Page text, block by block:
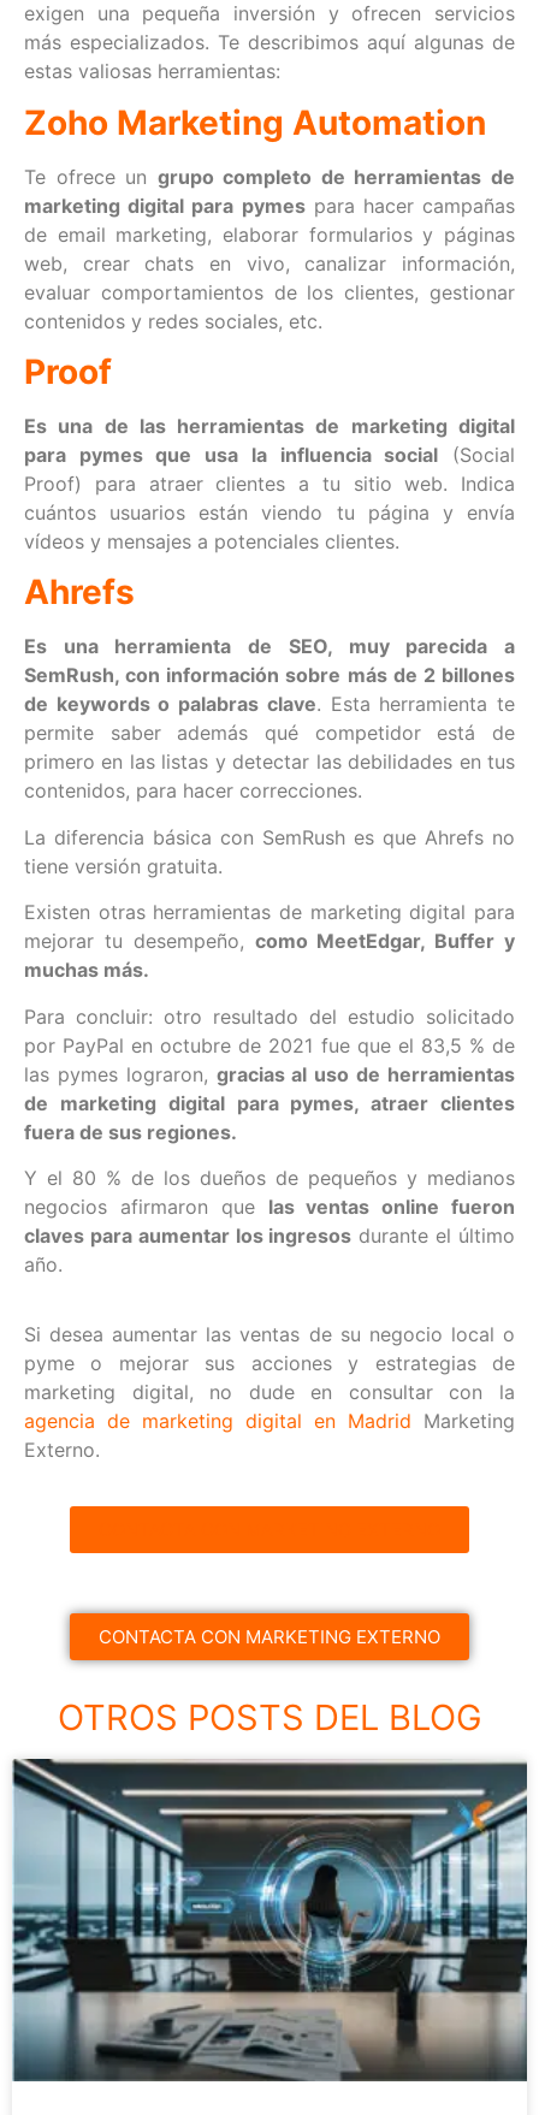
exigen una pequeña inversión y ofrecen servicios
más especializados. Te describimos aquí algunas de
estas valiosas herramientas:
Zoho Marketing Automation
Te ofrece un grupo completo de herramientas de
marketing digital para pymespara hacer campañas
de email marketing, elaborar formularios y páginas
web, crear chats en vivo, canalizar información,
evaluar comportamientos de los clientes, gestionar
contenidos y redes sociales, etc.
Proof
Es una de las herramientas de marketing digital
para pymes que usa la influencia social (Social
Proof) para atraer clientes a tu sitio web. Indica
cuántos usuarios están viendo tu página y envía
vídeos y mensajes a potenciales clientes.
Ahrefs
Es una herramienta de SEO, muy parecida a
SemRush, con información sobre más de 2 billones
de keywordso palabras clave. Esta herramienta te
permite saber además qué competidor está de
primero en las listas y detectar las debilidades en tus
contenidos, para hacer correcciones.
La diferencia básica con SemRush es que Ahrefs no
tiene versión gratuita.
Existen otras herramientas de marketing digital para
mejorar tu desempeño, como MeetEdgar, Buffer y
muchas más.
Para concluir: otro resultado del estudio solicitado
por PayPal en octubre de 2021 fue que el 83,5 % de
las pymes lograron, gracias al uso de herramientas
de marketing digital para pymes, atraer clientes
fuera de sus regiones.
Y el 80 % de los dueños de pequeños y medianos
negocios afirmaron que las ventas online fueron
claves para aumentar los ingresos durante el último
año.
Si desea aumentar las ventas de su negocio local o
pyme o mejorar sus acciones y estrategias de
marketing digital, no dude en consultar con la
agencia de marketing digital en Madrid Marketing
Externo.
CONTACTA CON MARKETING EXTERNO
OTROS POSTS DEL BLOG